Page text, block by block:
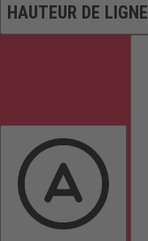
HAUTEUR DE LIGNE